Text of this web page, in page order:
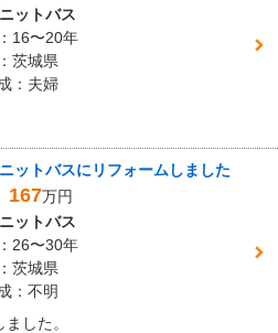
ットバス
16〜20年
茨城県
：夫婦
ットバスにリフォームしました
167万円
ットバス
26〜30年
茨城県
：不明
した。